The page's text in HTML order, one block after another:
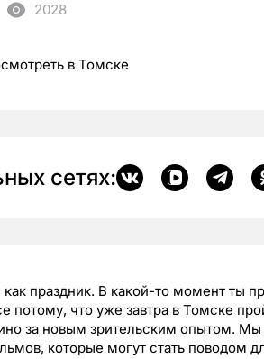
2028
в Томске
сетях:
праздник. В какой-то момент ты
потому, что уже завтра в Томске
за новым зрительским опытом. Мы
которые могут стать поводом